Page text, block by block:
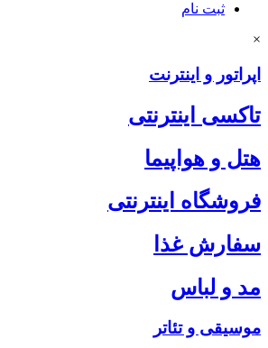
ثبت نام
×
اپراتور و اینترنت
تاکسی اینترنتی
هتل و هواپیما
فروشگاه اینترنتی
سفارش غذا
مد و لباس
موسیقی و تئاتر